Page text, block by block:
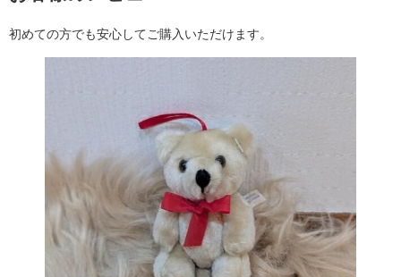
初めての方でも安心してご購入いただけます。